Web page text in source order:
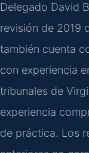
Delegado David
revisión de 2019
también cuenta
con experiencia
tribunales de
experiencia
de práctica. Los